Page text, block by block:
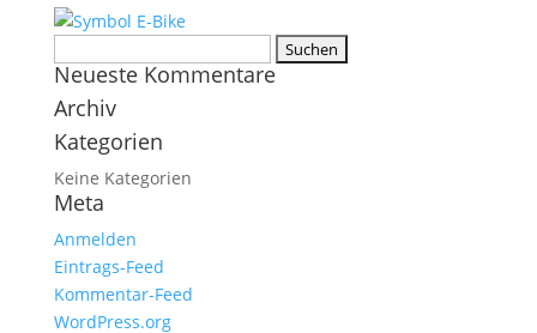
nach:
Neueste Kommentare
Archiv
Kategorien
Keine Kategorien
Meta
Anmelden
Eintrags-Feed
Kommentar-Feed
WordPress.org